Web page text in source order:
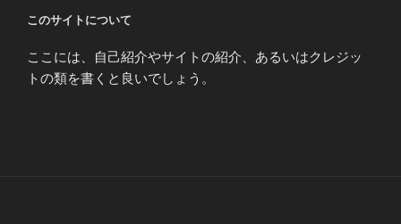
このサイトについて
ここには、自己紹介やサイトの紹介、あるいはクレジッ
トの類を書くと良いでしょう。